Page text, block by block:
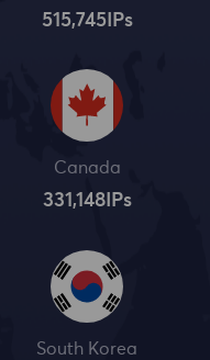
515,745IPs
Canada
331,148IPs
South Korea